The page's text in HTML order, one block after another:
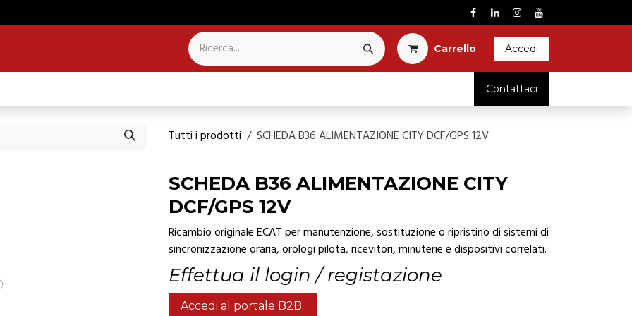
Carrel​l​o​ Accedi
Contattaci
Tutti i prodotti SCHEDA B36 ALIMENTAZIONE CITY DCF/GPS 12V
SCHEDA B36 ALIMENTAZIONE CITY
DCF/GPS 12V
Ricambio originale ECAT per manutenzione, sostituzione o ripristino di sistemi di
sincronizzazione oraria, orologi pilota, ricevitori, minuterie e dispositivi correlati.
Effettua il login / registazione
Accedi al portale B2B